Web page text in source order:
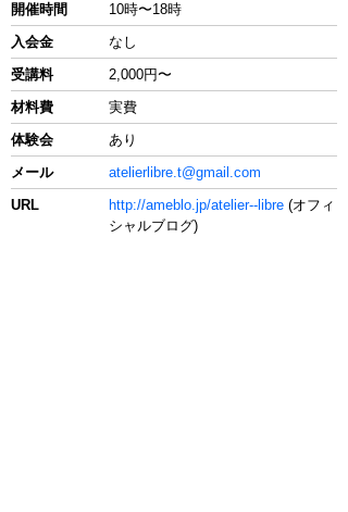
開催時間
10時〜18時
入会金
なし
受講料
2,000円〜
材料費
実費
体験会
あり
メール
atelierlibre.t@gmail.com
URL
http://ameblo.jp/atelier--libre (オフィ
シャルブログ)